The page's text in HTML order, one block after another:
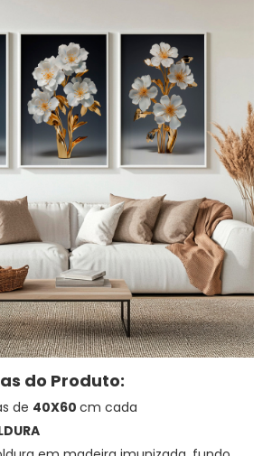
do Produto:
de 40X60 cm cada